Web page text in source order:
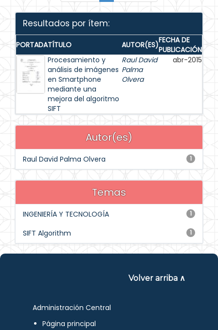
Resultados por ítem:
PORTADATÍTULO AUTOR(ES)FECHA DE
PUBLICACIÓN
Procesamiento y
análisis de imágenes
en Smartphone
mediante una
mejora del algoritmo
SIFT
Raul David
Palma
Olvera
abr-2015
Autor(es)
1
Raul David Palma Olvera
Temas
1
INGENIERÍA Y TECNOLOGÍA
1
SIFT Algorithm
Volver arriba ∧
Administración Central
Página principal